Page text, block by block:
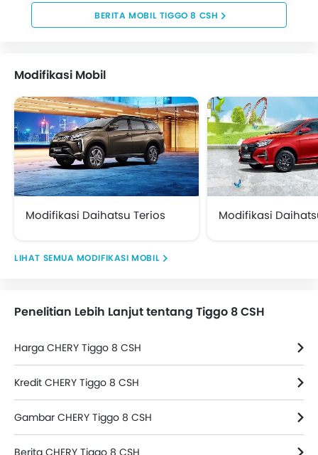
akita penutupan...
Peluncuran
BERITA MOBIL TIGGO 8 CSH
Modifikasi Mobil
Modifikasi Daihatsu Terios Modifikasi
MODIFIKASI MOBIL
Penelitian Lebih Lanjut tentang Tiggo 8 CSH
Harga CHERY Tiggo 8 CSH
Kredit CHERY Tiggo 8 CSH
Gambar CHERY Tiggo 8 CSH
Berita CHERY Tiggo 8 CSH